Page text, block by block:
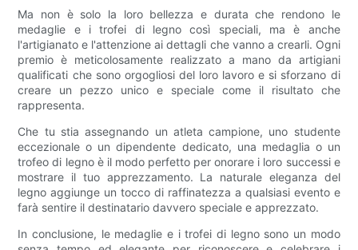
Ma non è solo la loro bellezza e durata che rendono le
medaglie e i trofei di legno così speciali, ma è anche
l'artigianato e l'attenzione ai dettagli che vanno a crearli. Ogni
premio è meticolosamente realizzato a mano da artigiani
qualificati che sono orgogliosi del loro lavoro e si sforzano di
creare un pezzo unico e speciale come il risultato che
rappresenta.
Che tu stia assegnando un atleta campione, uno studente
eccezionale o un dipendente dedicato, una medaglia o un
trofeo di legno è il modo perfetto per onorare i loro successi e
mostrare il tuo apprezzamento. La naturale eleganza del
legno aggiunge un tocco di raffinatezza a qualsiasi evento e
farà sentire il destinatario davvero speciale e apprezzato.
In conclusione, le medaglie e i trofei di legno sono un modo